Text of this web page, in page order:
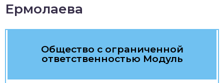
Ермолаева
Общество с ограниченной
ответственностью Модуль